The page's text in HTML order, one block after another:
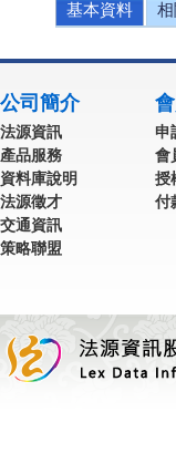
基本資料
公司簡介
法源資訊
產品服務
資料庫說明
法源徵才
交通資訊
策略聯盟
申
會
授
付